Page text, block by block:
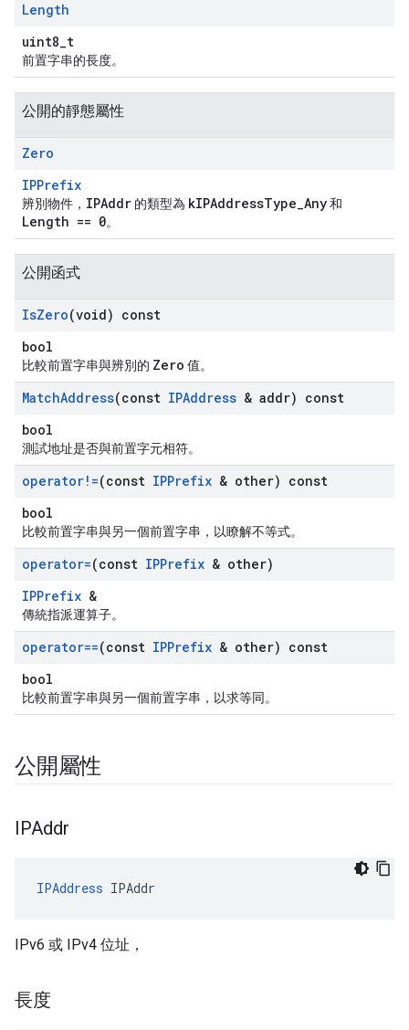
Length
uint8_t
前置字串的長度。
公開的靜態屬性
Zero
IPPrefix
辨別物件， IPAddr 的類型為 kIPAddressType_Any和
Length == 0。
公開函式
IsZero(void) const
bool
比較前置字串與辨別的 Zero 值。
MatchAddress(const IPAddress & addr) const
bool
測試地址是否與前置字元相符。
operator!=(const IPPrefix & other) const
bool
比較前置字串與另一個前置字串，以瞭解不等式。
operator=(const IPPrefix & other)
IPPrefix &
傳統指派運算子。
operator==(const IPPrefix & other) const
bool
比較前置字串與另一個前置字串，以求等同。
公開屬性
IPAddr
IPAddress IPAddr
IPv6 或 IPv4 位址，
長度